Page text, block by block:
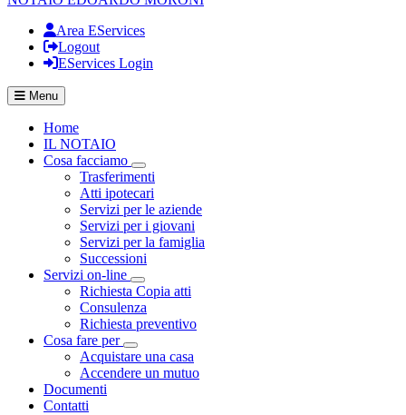
Area EServices
Logout
EServices Login
Menu
Home
IL NOTAIO
Cosa facciamo
Visualizza menù di secondo livello
Trasferimenti
Atti ipotecari
Servizi per le aziende
Servizi per i giovani
Servizi per la famiglia
Successioni
Servizi on-line
Visualizza menù di secondo livello
Richiesta Copia atti
Consulenza
Richiesta preventivo
Cosa fare per
Visualizza menù di secondo livello
Acquistare una casa
Accendere un mutuo
Documenti
Contatti